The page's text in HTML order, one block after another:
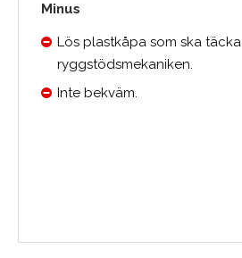
Minus
Lös plastkåpa som ska täcka
ryggstödsmekaniken.
Inte bekväm.